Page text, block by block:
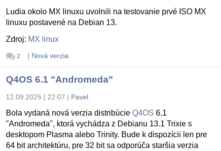
Ludia okolo MX linuxu uvolnili na testovanie prvé ISO MX
linuxu postavené na Debian 13.
Zdroj: MX linux
2 | Nová verzia
Q4OS 6.1 "Andromeda"
12.09.2025 | 22:07 | Pavel
Bola vydaná nová verzia distribúcie Q4OS 6.1
"Andromeda", ktorá vychádza z Debianu 13.1 Trixie s
desktopom Plasma alebo Trinity. Bude k dispozícii len pre
64 bit architektúru, pre 32 bit sa odporúča staršia verzia